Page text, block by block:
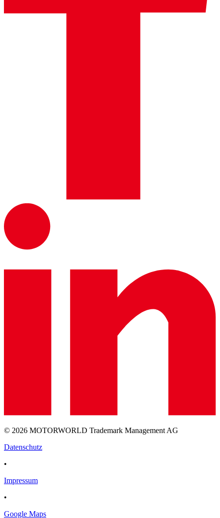
© 2026 MOTORWORLD Trademark Management AG
Datenschutz
•
Impressum
•
Google Maps